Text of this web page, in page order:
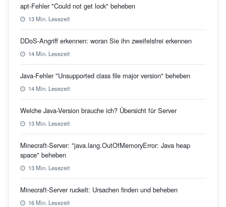
apt-Fehler "Could not get lock" beheben
13 Min. Lesezeit
DDoS-Angriff erkennen: woran Sie ihn zweifelsfrei erkennen
14 Min. Lesezeit
Java-Fehler "Unsupported class file major version" beheben
14 Min. Lesezeit
Welche Java-Version brauche ich? Übersicht für Server
13 Min. Lesezeit
Minecraft-Server: "java.lang.OutOfMemoryError: Java heap
space" beheben
13 Min. Lesezeit
Minecraft-Server ruckelt: Ursachen finden und beheben
16 Min. Lesezeit